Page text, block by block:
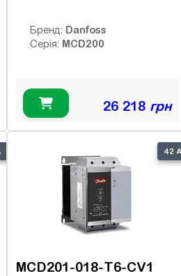
Бренд: Danfoss
Серія: MCD200
26 218 грн
42 А
MCD201-018-T6-CV1